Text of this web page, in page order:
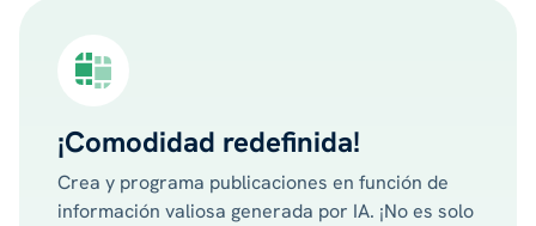
¡Comodidad redefinida!
Crea y programa publicaciones en función de
información valiosa generada por IA. ¡No es solo